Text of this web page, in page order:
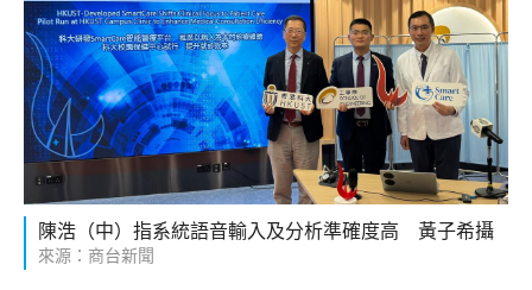
陳浩（中）指系統語音輸入及分析準確度高 黃子希攝
來源：商台新聞